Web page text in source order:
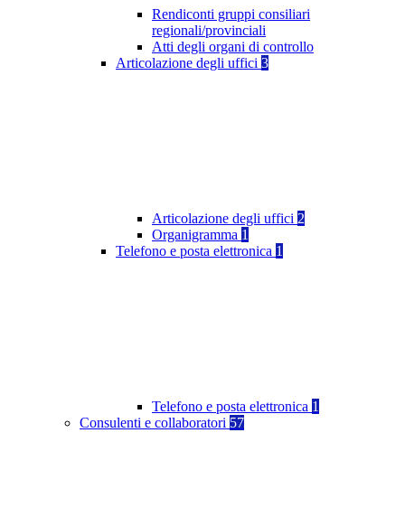
Rendiconti gruppi consiliari
regionali/provinciali
Atti degli organi di controllo
Articolazione degli uffici 3
Articolazione degli uffici 2
Organigramma 1
Telefono e posta elettronica 1
Telefono e posta elettronica 1
Consulenti e collaboratori 57